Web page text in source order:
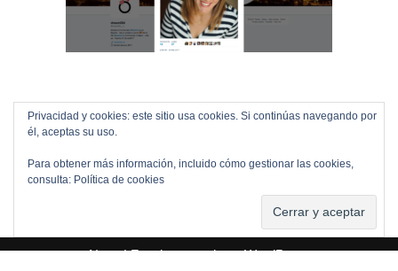
Neve| Funciona gracias aWordPress
Privacidad y cookies: este sitio usa cookies. Si continúas navegando por
él, aceptas su uso.
Para obtener más información, incluido cómo gestionar las cookies,
consulta: Política de cookies